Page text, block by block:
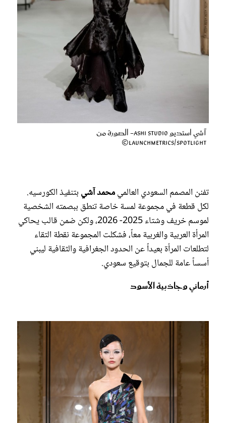
آشي استديو Ashi Studio- الصورة من
Launchmetrics/Spotlight©
تفنن المصمم السعودي العالميمحمد آشي بتنفيذ الكورسيه.
لكل قطعة في مجموعة لمسة خاصة تنطق ببصمته الشخصية
لموسم خريف وشتاء 2025- 2026، ولكن ضمن قالب يحاكي
المرأة العربية والغربية معاً، فشكلت المجموعة نقطة التقاء
لتطلعات المرأة بعيداً عن الحدود الجغرافية والثقافية ليبني
أسساً عامة للجمال بتوقيع سعودي.
أرماني وجاذبية الأسود